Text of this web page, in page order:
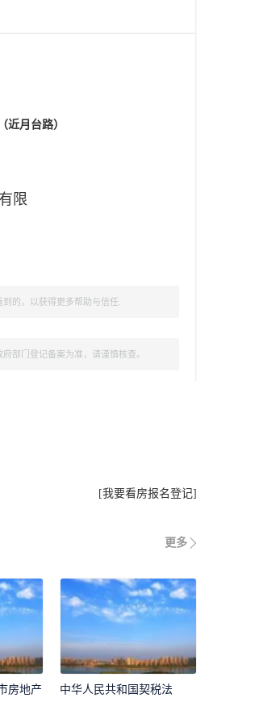
近月台路）
限
的，以获得更多帮助与信任.
部门登记备案为准，请谨慎核查。
[我要看房报名登记]
更多
房地产
中华人民共和国契税法